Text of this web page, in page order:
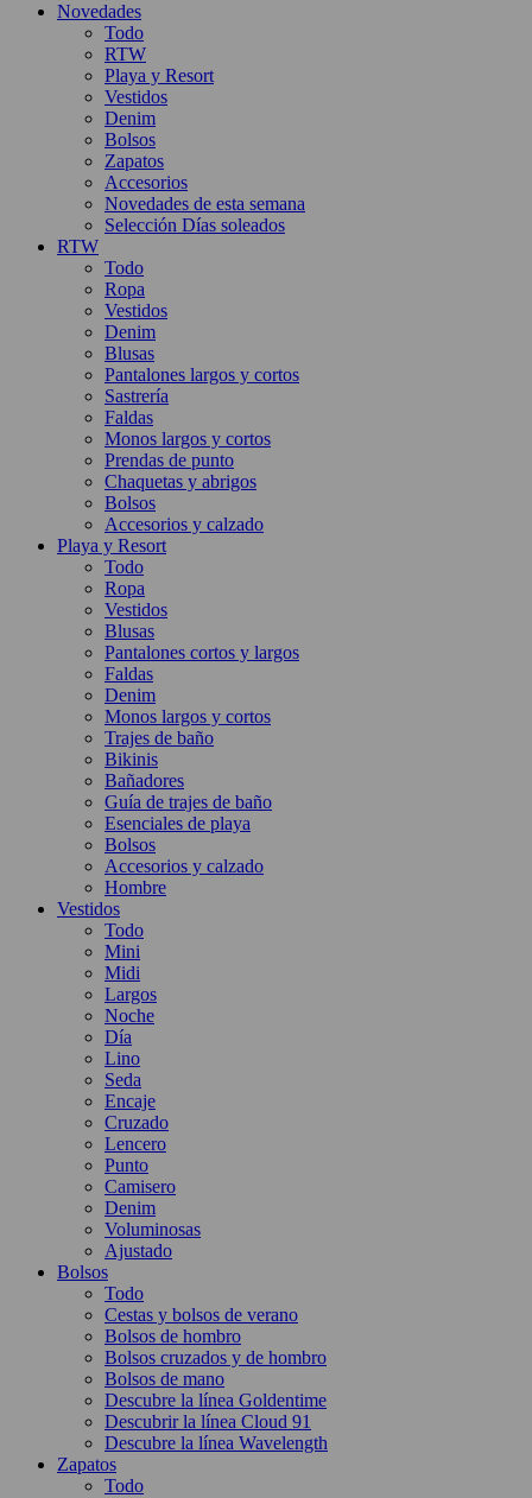
Novedades
Todo
RTW
Playa y Resort
Vestidos
Denim
Bolsos
Zapatos
Accesorios
Novedades de esta semana
Selección Días soleados
RTW
Todo
Ropa
Vestidos
Denim
Blusas
Pantalones largos y cortos
Sastrería
Faldas
Monos largos y cortos
Prendas de punto
Chaquetas y abrigos
Bolsos
Accesorios y calzado
Playa y Resort
Todo
Ropa
Vestidos
Blusas
Pantalones cortos y largos
Faldas
Denim
Monos largos y cortos
Trajes de baño
Bikinis
Bañadores
Guía de trajes de baño
Esenciales de playa
Bolsos
Accesorios y calzado
Hombre
Vestidos
Todo
Mini
Midi
Largos
Noche
Día
Lino
Seda
Encaje
Cruzado
Lencero
Punto
Camisero
Denim
Voluminosas
Ajustado
Bolsos
Todo
Cestas y bolsos de verano
Bolsos de hombro
Bolsos cruzados y de hombro
Bolsos de mano
Descubre la línea Goldentime
Descubrir la línea Cloud 91
Descubre la línea Wavelength
Zapatos
Todo